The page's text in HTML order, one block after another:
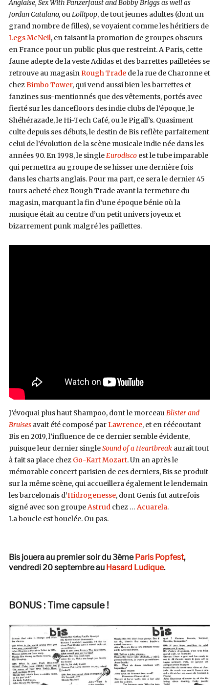
Anglaise, Sex With Panzerfaust and Bobby Briggs as well as
Jordan Catalano, ouLollipop, de tout jeunes adultes (dont un
grand nombre de filles), se voyaient comme les héritiers de
Legs McNeil, en faisant la promotion de groupes obscurs
en France pour un public plus que restreint. A Paris, cette
faune adepte de la veste Adidas et des barrettes pailletées se
retrouve au magasinRough Tradede la rue de Charonne et
chezBimbo Tower, qui vend aussi bien les barrettes et
fanzines sus-mentionnés que des vêtements, portés avec
fierté sur les dancefloors des indie clubs de l’époque, le
Shéhérazade, le Hi-Tech Café, ou le Pigall’s. Quasiment
culte depuis ses débuts, le destin de Bis reflète parfaitement
celui de l’évolution de la scène musicale indie née dans les
années 90. En 1998, le singleEurodisco est le tube imparable
qui permettra au groupe de se hisser une dernière fois
dans les charts anglais. Pour ma part, ce sera le dernier 45
tours acheté chez Rough Trade avant la fermeture du
magasin, marquant la fin d’une époque bénie où la
musique était au centre d’un petit univers joyeux et
bizarrement punk malgré les paillettes.
J’évoquai plus haut Shampoo, dont le morceauBlister and
Bruisesavait été composé parLawrence, et en réécoutant
Bis en 2019, l’influence de ce dernier semble évidente,
puisque leur dernier singleSound of a Heartbreak aurait tout
à fait sa place chez Go-Kart Mozart. Un an après le
mémorable concert parisien de ces derniers, Bis se produit
sur la même scène, qui accueillera également le lendemain
les barcelonais d’Hidrogenesse, dont Genis fut autrefois
signé avec son groupeAstrudchez … Acuarela.
La boucle est bouclée. Ou pas.
Bis jouera au premier soir du 3èmeParis Popfest,
vendredi 20 septembre au Hasard Ludique.
BONUS : Time capsule !